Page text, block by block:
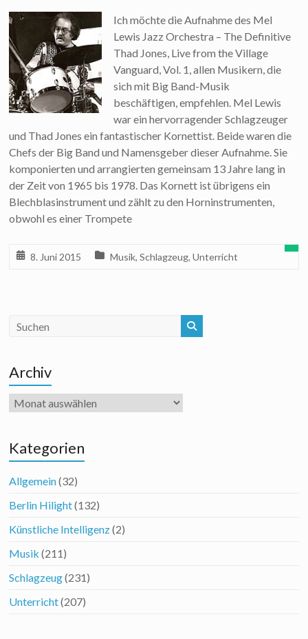
Ich möchte die Aufnahme des Mel
Lewis Jazz Orchestra – The Definitive
Thad Jones, Live from the Village
Vanguard, Vol. 1, allen Musikern, die
sich mit Big Band-Musik
beschäftigen, empfehlen. Mel Lewis
war ein hervorragender Schlagzeuger
und Thad Jones ein fantastischer Kornettist. Beide waren die
Chefs der Big Band und Namensgeber dieser Aufnahme. Sie
komponierten und arrangierten gemeinsam 13 Jahre lang in
der Zeit von 1965 bis 1978. Das Kornett ist übrigens ein
Blechblasinstrument und zählt zu den Horninstrumenten,
obwohl es einer Trompete
8. Juni 2015 Musik,Schlagzeug,Unterricht
Archiv
Archiv
Kategorien
Allgemein(32)
Berlin Hilight(132)
Künstliche Intelligenz(2)
Musik (211)
Schlagzeug(231)
Unterricht(207)